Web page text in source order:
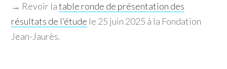
→ Revoir latable ronde de présentation des
résultats de l’étude le 25 juin 2025 à la Fondation
Jean-Jaurès.